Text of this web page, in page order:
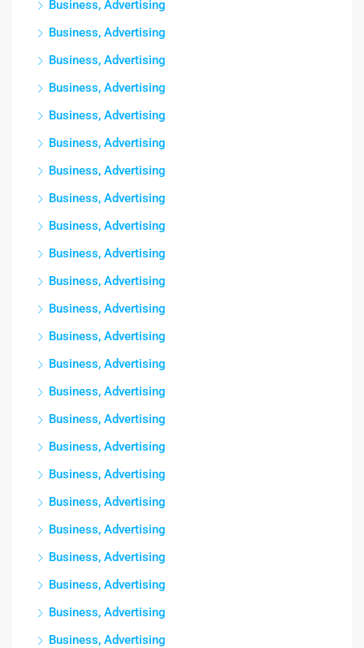
Business, Advertising
Business, Advertising
Business, Advertising
Business, Advertising
Business, Advertising
Business, Advertising
Business, Advertising
Business, Advertising
Business, Advertising
Business, Advertising
Business, Advertising
Business, Advertising
Business, Advertising
Business, Advertising
Business, Advertising
Business, Advertising
Business, Advertising
Business, Advertising
Business, Advertising
Business, Advertising
Business, Advertising
Business, Advertising
Business, Advertising
Business, Advertising